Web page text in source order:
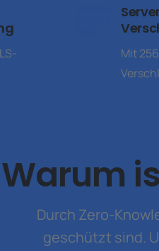
Mit
Warum
Durch Zero-
geschützt sind.